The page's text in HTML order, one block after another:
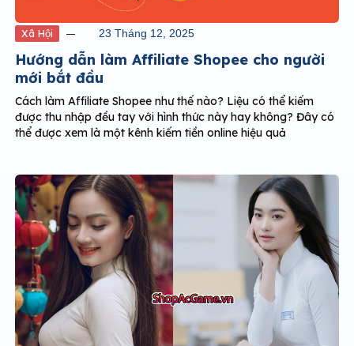
Xã Hội 23 Tháng 12, 2025
Hướng dẫn làm Affiliate Shopee cho người
mới bắt đầu
Cách làm Affiliate Shopee như thế nào? Liệu có thể kiếm
được thu nhập đều tay với hình thức này hay không? Đây có
thể được xem là một kênh kiếm tiền online hiệu quả